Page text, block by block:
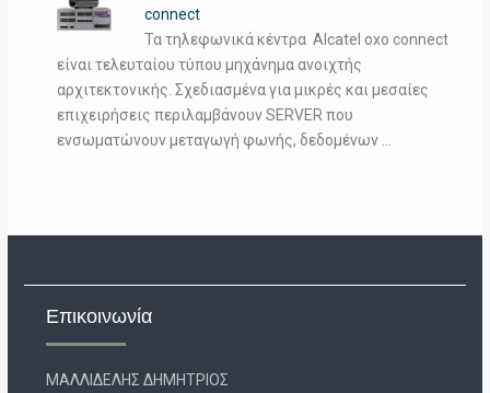
connect
Τα τηλεφωνικά κέντρα Alcatel oxo connect
είναι τελευταίου τύπου μηχάνημα ανοιχτής
αρχιτεκτονικής. Σχεδιασμένα για μικρές και μεσαίες
επιχειρήσεις περιλαμβάνουν SERVER που
ενσωματώνουν μεταγωγή φωνής, δεδομένων …
Επικοινωνία
ΜΑΛΛΙΔΕΛΗΣ ΔΗΜΗΤΡΙΟΣ